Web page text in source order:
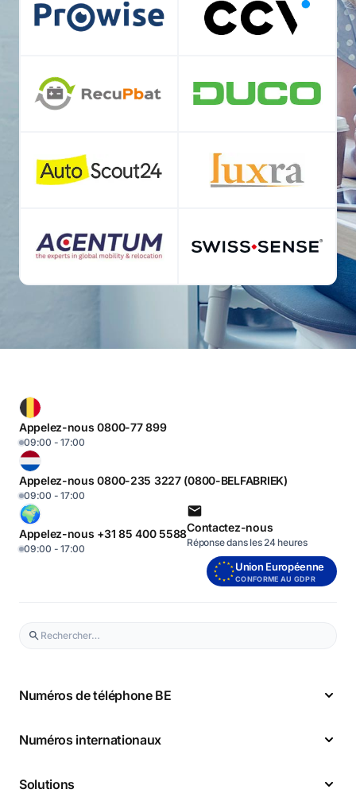
Appelez-nous 0800-77 899
09:00 - 17:00
Appelez-nous 0800-235 3227 (0800-BELFABRIEK)
09:00 - 17:00
Appelez-nous +31 85 400 5588
09:00 - 17:00
Contactez-nous
Réponse dans les 24 heures
Union Européenne
CONFORME AU GDPR
Numéros de téléphone BE
Numéros internationaux
Solutions